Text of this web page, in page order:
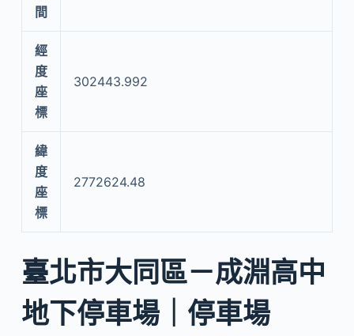
間
經
度
座
標
302443.992
緯
度
座
標
2772624.48
臺北市大同區－成淵高中
地下停車場｜停車場